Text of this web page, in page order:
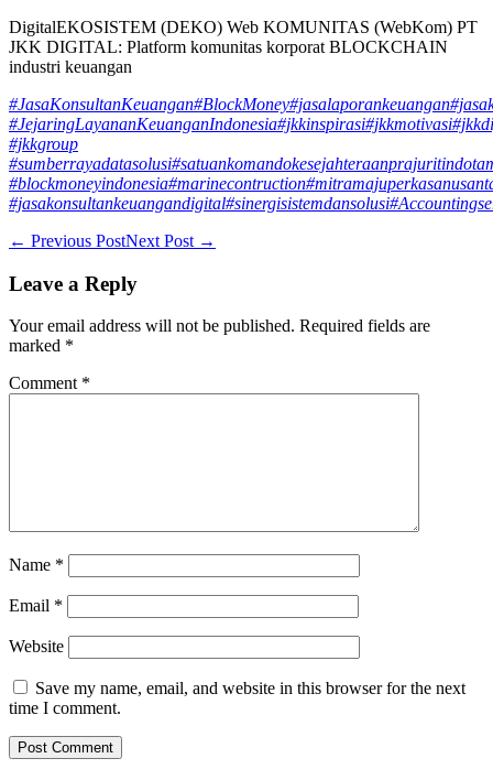
DigitalEKOSISTEM (DEKO) Web KOMUNITAS (WebKom) PT
JKK DIGITAL: Platform komunitas korporat BLOCKCHAIN
industri keuangan
#JasaKonsultanKeuangan#BlockMoney#jasalaporankeuangan
#JejaringLayananKeuanganIndonesia#jkkinspirasi#jkkmotivasi
#jkkgroup
#sumberrayadatasolusi
#blockmoneyindonesia#marinecontruction
#jasakonsultankeuangandigital#sinergisistemdansolusi
Post
← Previous PostNext Post →
Leave a Reply
Your email address will not be published. Required fields are
marked *
Comment *
Name *
Email *
Website
Save my name, email, and website in this browser for the next
time I comment.